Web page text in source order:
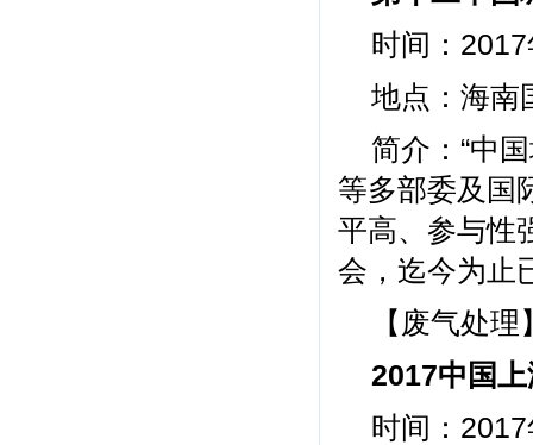
时间：
地点：海南
简介：“中
等多部委及国
平高、参与性
会，迄今为止
【废气处理
2017中国
时间：